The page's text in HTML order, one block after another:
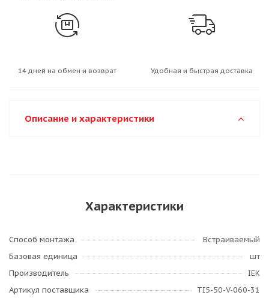
14 дней на обмен и возврат Удобная и быстрая доставка
Описание и характеристики
Характеристики
Способ монтажа
Встраиваемый
Базовая единица
шт
Производитель
IEK
Артикул поставщика
TI5-50-V-060-31